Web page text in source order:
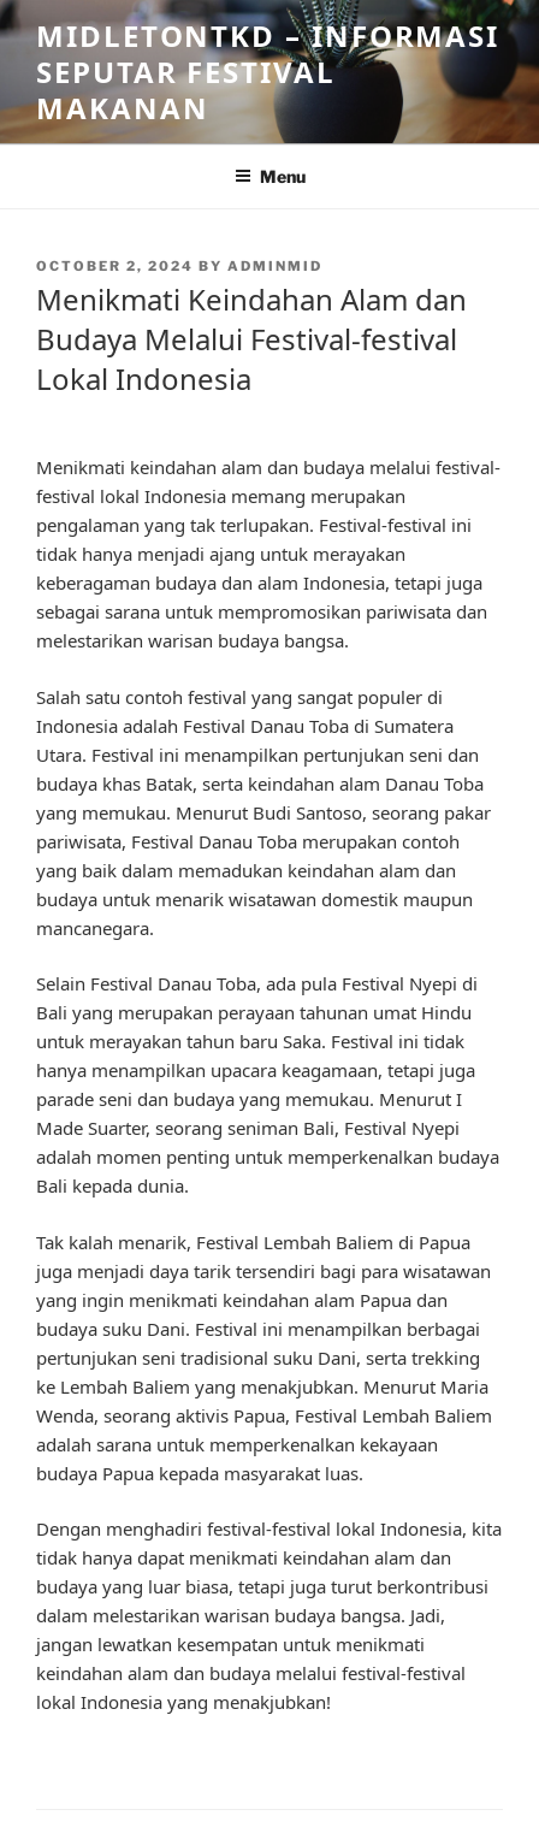
Skip
to
content
MIDLETONTKD – INFORMASI
SEPUTAR FESTIVAL
MAKANAN
Menu
POSTED
OCTOBER 2, 2024 BY ADMINMID
Menikmati Keindahan Alam dan
Budaya Melalui Festival-festival
Lokal Indonesia
Menikmati keindahan alam dan budaya melalui festival-
festival lokal Indonesia memang merupakan
pengalaman yang tak terlupakan. Festival-festival ini
tidak hanya menjadi ajang untuk merayakan
keberagaman budaya dan alam Indonesia, tetapi juga
sebagai sarana untuk mempromosikan pariwisata dan
melestarikan warisan budaya bangsa.
Salah satu contoh festival yang sangat populer di
Indonesia adalah Festival Danau Toba di Sumatera
Utara. Festival ini menampilkan pertunjukan seni dan
budaya khas Batak, serta keindahan alam Danau Toba
yang memukau. Menurut Budi Santoso, seorang pakar
pariwisata, Festival Danau Toba merupakan contoh
yang baik dalam memadukan keindahan alam dan
budaya untuk menarik wisatawan domestik maupun
mancanegara.
Selain Festival Danau Toba, ada pula Festival Nyepi di
Bali yang merupakan perayaan tahunan umat Hindu
untuk merayakan tahun baru Saka. Festival ini tidak
hanya menampilkan upacara keagamaan, tetapi juga
parade seni dan budaya yang memukau. Menurut I
Made Suarter, seorang seniman Bali, Festival Nyepi
adalah momen penting untuk memperkenalkan budaya
Bali kepada dunia.
Tak kalah menarik, Festival Lembah Baliem di Papua
juga menjadi daya tarik tersendiri bagi para wisatawan
yang ingin menikmati keindahan alam Papua dan
budaya suku Dani. Festival ini menampilkan berbagai
pertunjukan seni tradisional suku Dani, serta trekking
ke Lembah Baliem yang menakjubkan. Menurut Maria
Wenda, seorang aktivis Papua, Festival Lembah Baliem
adalah sarana untuk memperkenalkan kekayaan
budaya Papua kepada masyarakat luas.
Dengan menghadiri festival-festival lokal Indonesia, kita
tidak hanya dapat menikmati keindahan alam dan
budaya yang luar biasa, tetapi juga turut berkontribusi
dalam melestarikan warisan budaya bangsa. Jadi,
jangan lewatkan kesempatan untuk menikmati
keindahan alam dan budaya melalui festival-festival
lokal Indonesia yang menakjubkan!